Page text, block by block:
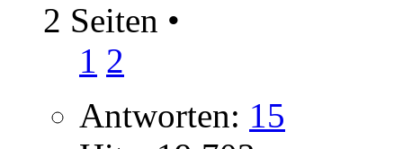
2 Seiten •
1 2
Antworten: 15